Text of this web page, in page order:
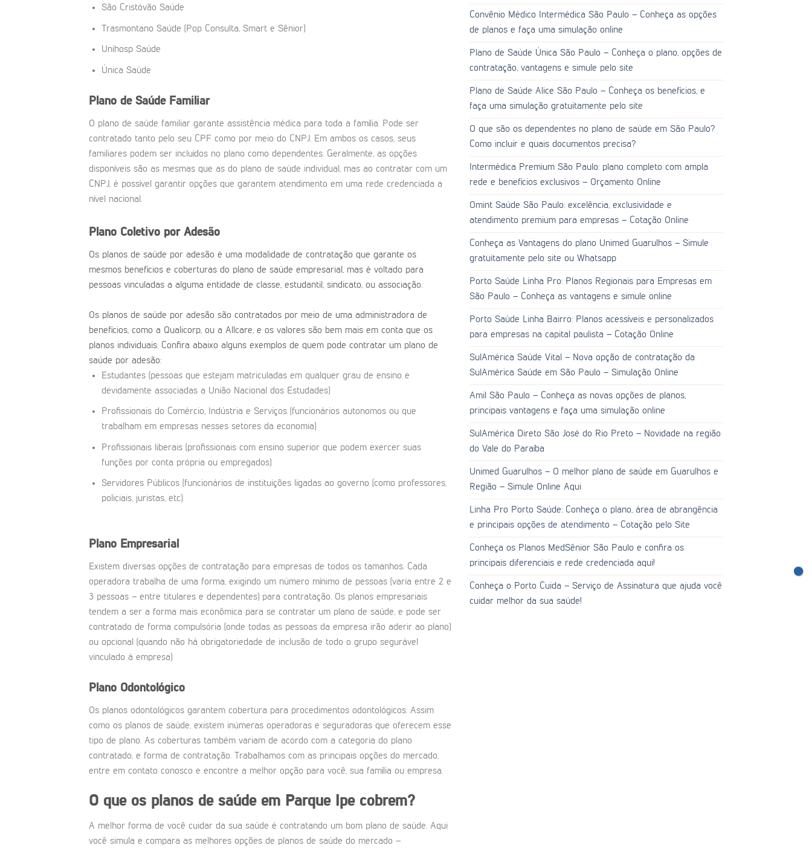
São Cristóvão Saúde
Trasmontano Saúde (Pop Consulta, Smart e Sênior)
Unihosp Saúde
Única Saúde
Plano de Saúde Familiar
O plano de saúde familiar garante assistência médica para toda a família. Pode ser
contratado tanto pelo seu CPF como por meio do CNPJ. Em ambos os casos, seus
familiares podem ser incluídos no plano como dependentes. Geralmente, as opções
disponíveis são as mesmas que as do plano de saúde individual, mas ao contratar com um
CNPJ, é possível garantir opções que garantem atendimento em uma rede credenciada a
nível nacional.
Plano Coletivo por Adesão
Os planos de saúde por adesão é uma modalidade de contratação que garante os
mesmos benefícios e coberturas do plano de saúde empresarial, mas é voltado para
pessoas vinculadas a alguma entidade de classe, estudantil, sindicato, ou associação.
Os planos de saúde por adesão são contratados por meio de uma administradora de
benefícios, como a Qualicorp, ou a Allcare, e os valores são bem mais em conta que os
planos individuais. Confira abaixo alguns exemplos de quem pode contratar um plano de
saúde por adesão:
Estudantes (pessoas que estejam matriculadas em qualquer grau de ensino e
devidamente associadas a União Nacional dos Estudades)
Profissionais do Comércio, Indústria e Serviços (funcionários autonomos ou que
trabalham em empresas nesses setores da economia)
Profissionais liberais (profissionais com ensino superior que podem exercer suas
funções por conta própria ou empregados)
Servidores Públicos (funcionários de instituições ligadas ao governo (como professores,
policiais, juristas, etc)
Plano Empresarial
Existem diversas opções de contratação para empresas de todos os tamanhos. Cada
operadora trabalha de uma forma, exigindo um número mínimo de pessoas (varia entre 2 e
3 pessoas – entre titulares e dependentes) para contratação. Os planos empresariais
tendem a ser a forma mais econômica para se contratar um plano de saúde, e pode ser
contratado de forma compulsória (onde todas as pessoas da empresa irão aderir ao plano)
ou opcional (quando não há obrigatoriedade de inclusão de todo o grupo segurável
vinculado à empresa)
Plano Odontológico
Os planos odontológicos garantem cobertura para procedimentos odontológicos. Assim
como os planos de saúde, existem inúmeras operadoras e seguradoras que oferecem esse
tipo de plano. As coberturas também variam de acordo com a categoria do plano
contratado, e forma de contratação. Trabalhamos com as principais opções do mercado,
entre em contato conosco e encontre a melhor opção para você, sua família ou empresa.
O que os planos de saúde em Parque Ipe cobrem?
A melhor forma de você cuidar da sua saúde é contratando um bom plano de saúde. Aqui
você simula e compara as melhores opções de planos de saúde do mercado –
Convênio Médico Intermédica São Paulo – Conheça as opções
de planos e faça uma simulação online
Plano de Saúde Única São Paulo – Conheça o plano, opções de
contratação, vantagens e simule pelo site
Plano de Saúde Alice São Paulo – Conheça os benefícios, e
faça uma simulação gratuitamente pelo site
O que são os dependentes no plano de saúde em São Paulo?
Como incluir e quais documentos precisa?
Intermédica Premium São Paulo: plano completo com ampla
rede e benefícios exclusivos – Orçamento Online
Omint Saúde São Paulo: excelência, exclusividade e
atendimento premium para empresas – Cotação Online
Conheça as Vantagens do plano Unimed Guarulhos – Simule
gratuitamente pelo site ou Whatsapp
Porto Saúde Linha Pro: Planos Regionais para Empresas em
São Paulo – Conheça as vantagens e simule online
Porto Saúde Linha Bairro: Planos acessíveis e personalizados
para empresas na capital paulista – Cotação Online
SulAmérica Saúde Vital – Nova opção de contratação da
SulAmérica Saúde em São Paulo – Simulação Online
Amil São Paulo – Conheça as novas opções de planos,
principais vantagens e faça uma simulação online
SulAmérica Direto São José do Rio Preto – Novidade na região
do Vale do Paraíba
Unimed Guarulhos – O melhor plano de saúde em Guarulhos e
Região – Simule Online Aqui
Linha Pro Porto Saúde: Conheça o plano, área de abrangência
e principais opções de atendimento – Cotação pelo Site
Conheça os Planos MedSênior São Paulo e confira os
principais diferenciais e rede credenciada aqui!
Conheça o Porto Cuida – Serviço de Assinatura que ajuda você
cuidar melhor da sua saúde!